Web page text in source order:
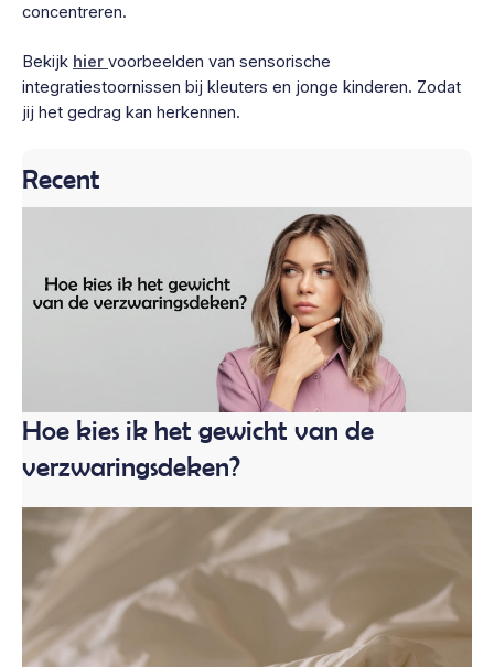
concentreren.
Bekijk hier voorbeelden van sensorische
integratiestoornissen bij kleuters en jonge kinderen. Zodat
jij het gedrag kan herkennen.
Recent
Hoe kies ik het gewicht van de
verzwaringsdeken?